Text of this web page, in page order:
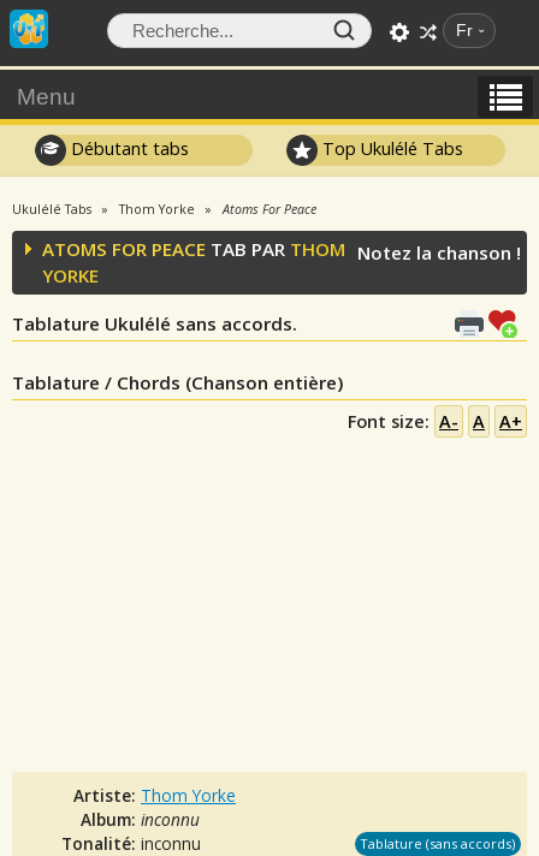
Fr
Menu
Débutant tabs Top Ukulélé Tabs
Ukulélé Tabs Thom Yorke Atoms For Peace
ATOMS FOR PEACE TAB PAR THOM
YORKE
Tablature Ukulélé sans accords.
Notez la chanson !
Tablature / Chords (Chanson entière)
Font size: A- A A+
Artiste: Thom Yorke
Album: inconnu
Tonalité: inconnu Tablature (sans accords)